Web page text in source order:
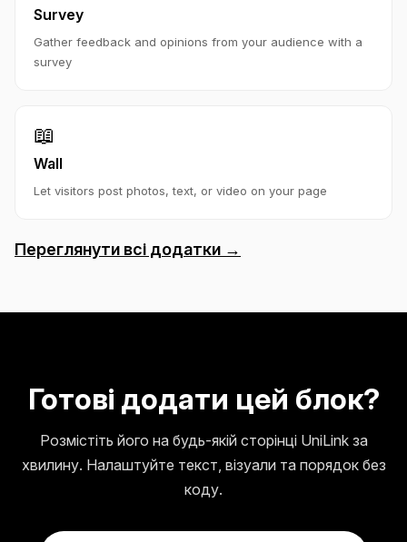
Survey
Gather feedback and opinions from your audience with a
survey
📖
Wall
Let visitors post photos, text, or video on your page
Переглянути всі додатки →
Готові додати цей блок?
Розмістіть його на будь-якій сторінці UniLink за
хвилину. Налаштуйте текст, візуали та порядок без
коду.